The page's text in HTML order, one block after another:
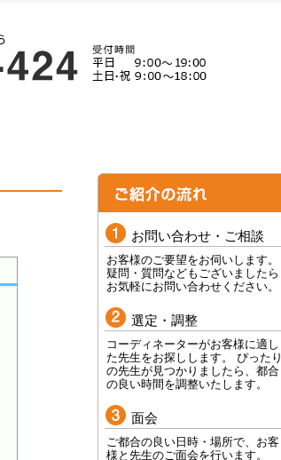
お問い合わせ・ご相談
お客様のご要望をお伺いします。
疑問・質問などもございましたら
お気軽にお問い合わせください。
選定・調整
コーディネーターがお客様に適し
た先生をお探しします。 ぴったり
の先生が見つかりましたら、都合
の良い時間を調整いたします。
面会
ご都合の良い日時・場所で、お客
様と先生のご面会を行います。